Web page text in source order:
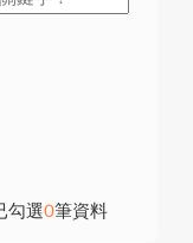
勾選0筆資料